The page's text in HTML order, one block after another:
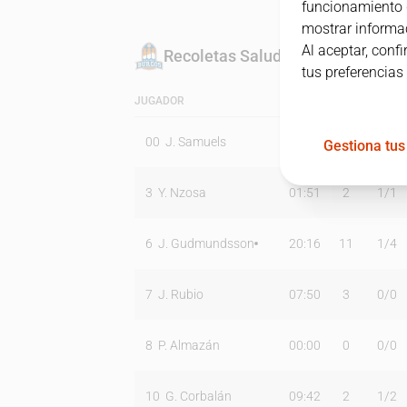
Recoletas Salud San Pablo
JUGADOR
00 J. Samuels 2 0 /1
3 Y. Nzosa 01:51 2 1 /1
6 J. Gudmundsson 20:16 11 1 /4
7 J. Rubio 07:50 3 0/0
8 P. Almazán 00:00 0 0/0
10 G. Corbalán 09:42 2 1 /2
funcionamiento
mostrar
Al aceptar,
tus
Gestiona